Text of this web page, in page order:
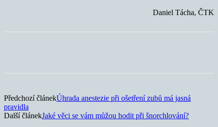
Daniel Tácha, ČTK
Předchozí článekÚhrada anestezie při ošetření zubů má jasná
pravidla
Další článekJaké věci se vám můžou hodit při šnorchlování?